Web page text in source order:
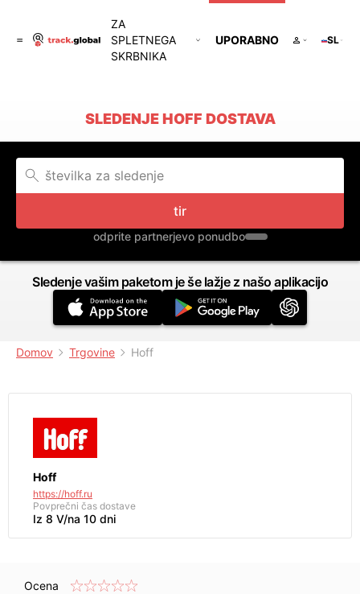
ZA
SPLETNEGA
SKRBNIKA
UPORABNO SL
SLEDENJE HOFF DOSTAVA
tir
odprite partnerjevo ponudbo
Sledenje vašim paketom je še lažje z našo aplikacijo
Domov Trgovine Hoff
Hoff
https://hoff.ru
Povprečni čas dostave
Iz 8 V/na 10 dni
Ocena